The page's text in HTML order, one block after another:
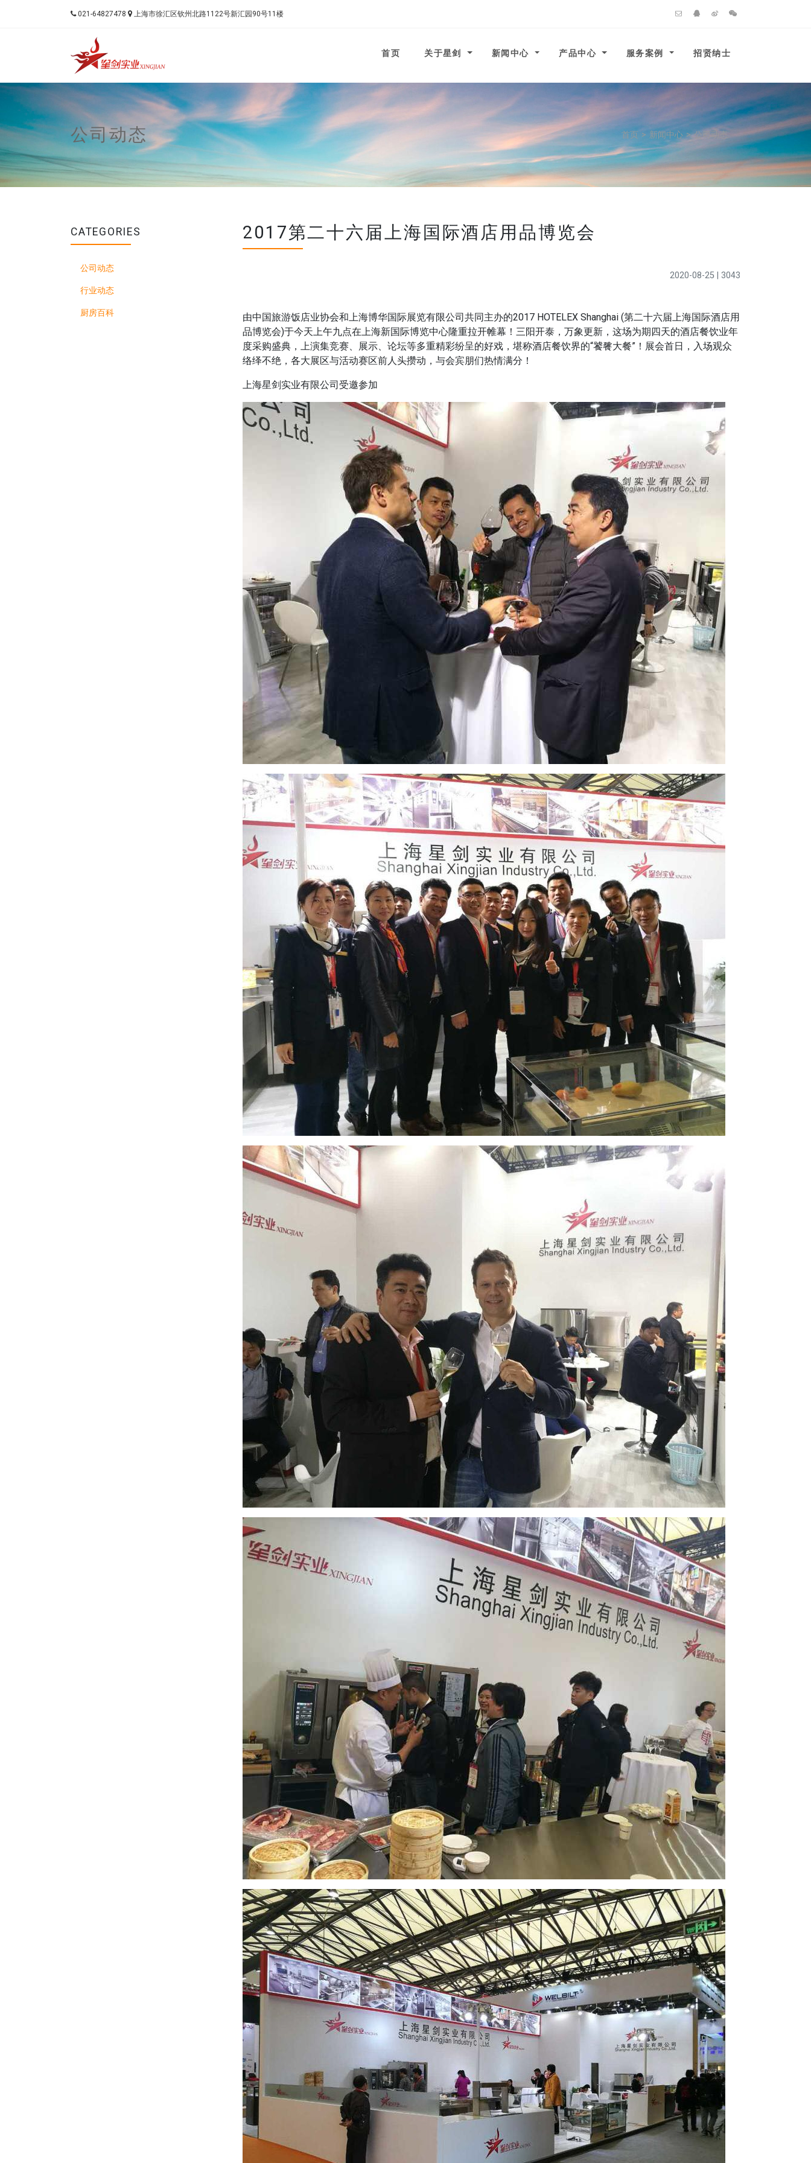
021-64827478 上海市徐汇区钦州北路1122号新汇园90号11楼
首页 关于星剑 新闻中心 产品中心 服务案例 招贤纳士
公司动态 首页 > 新闻中心 > 公司动态
CATEGORIES
公司动态
行业动态
厨房百科
2017第二十六届上海国际酒店用品博览会
2020-08-25 | 3043
由中国旅游饭店业协会和上海博华国际展览有限公司共同主办的2017 HOTELEX Shanghai (第二十六届上海国际酒店用
品博览会)于今天上午九点在上海新国际博览中心隆重拉开帷幕！三阳开泰，万象更新，这场为期四天的酒店餐饮业年
度采购盛典，上演集竞赛、展示、论坛等多重精彩纷呈的好戏，堪称酒店餐饮界的“饕餮大餐”！展会首日，入场观众
络绎不绝，各大展区与活动赛区前人头攒动，与会宾朋们热情满分！
上海星剑实业有限公司受邀参加